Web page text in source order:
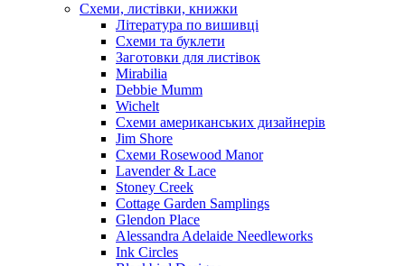
Схеми, листівки, книжки
Література по вишивці
Схеми та буклети
Заготовки для листівок
Mirabilia
Debbie Mumm
Wichelt
Схеми американських дизайнерів
Jim Shore
Cхеми Rosewood Manor
Lavender & Lace
Stoney Creek
Cottage Garden Samplings
Glendon Place
Alessandra Adelaide Needleworks
Ink Circles